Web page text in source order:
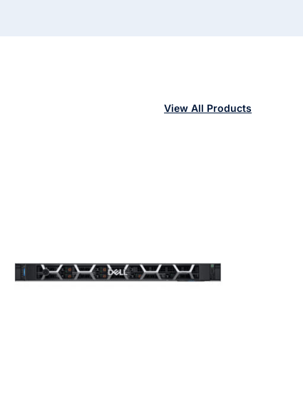
View All Products